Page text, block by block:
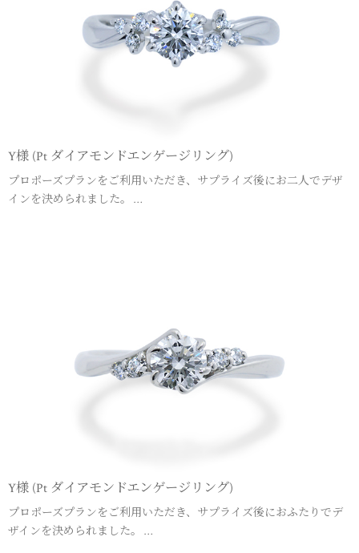
Y様 (Pt ダイアモンドエンゲージリング)
プロポーズプランをご利用いただき、サプライズ後にお二人でデザ
インを決められました。 …
Y様 (Pt ダイアモンドエンゲージリング)
プロポーズプランをご利用いただき、サプライズ後におふたりでデ
ザインを決められました。 …